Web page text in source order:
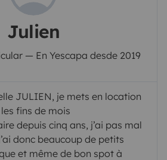
Julien
— En Yescapa desde 2019
JULIEN, je mets en location
fins de mois
depuis cinq ans, j’ai pas mal
donc beaucoup de petits
et même de bon spot à